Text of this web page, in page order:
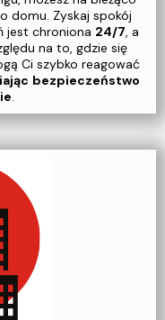
domu. Zyskaj spokój
jest chroniona 24/7, a
na to, gdzie się
Ci szybko reagować
bezpieczeństwo
.